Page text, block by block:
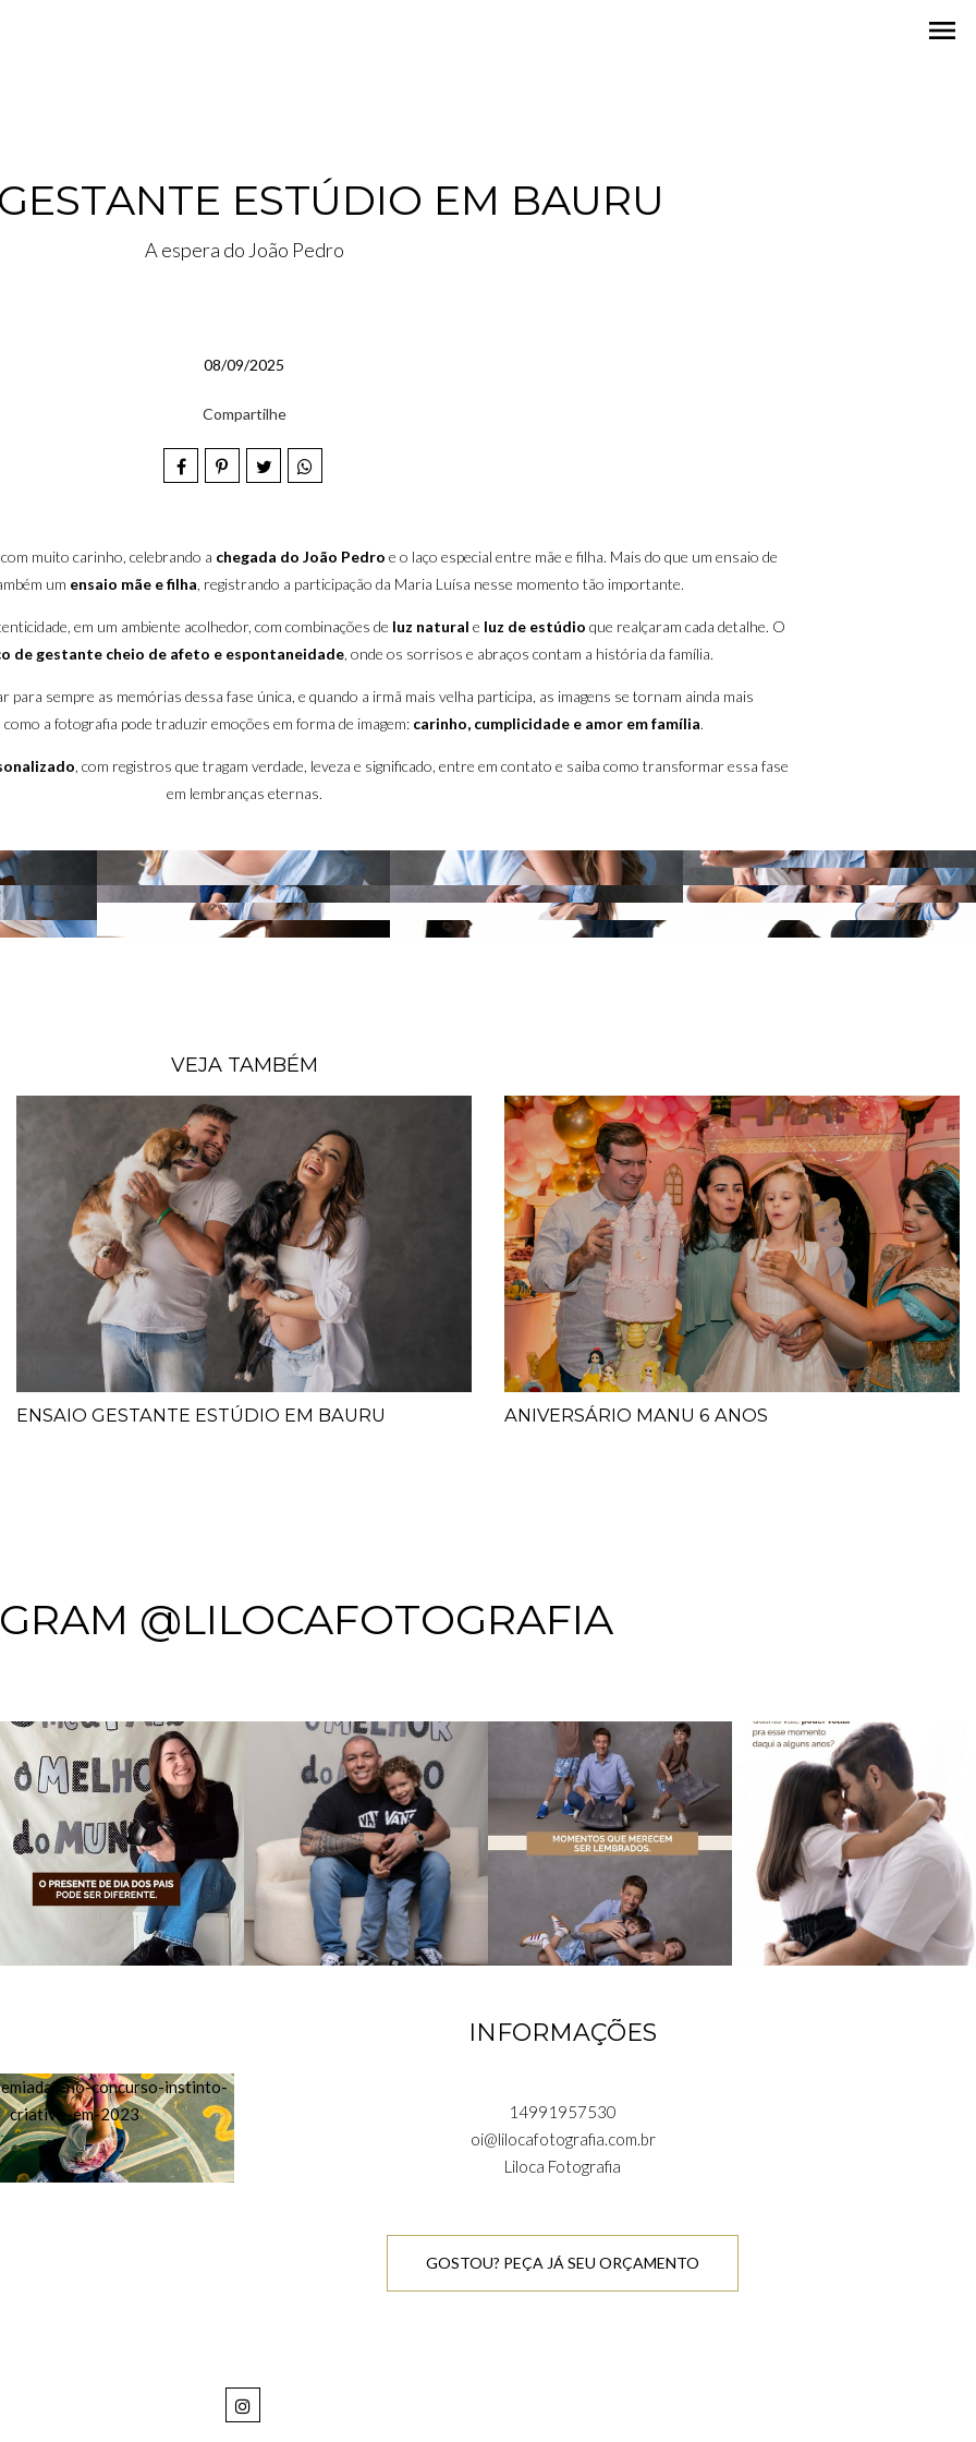
menu
ESTÚDIO EM BAURU
A espera do João Pedro
08/09/2025
Compartilhe
muito carinho, celebrando a chegada do João Pedro e o laço especial entre mãe e filha. Mais do que um ensaio de
um ensaio mãe e filha, registrando a participação da Maria Luísa nesse momento tão importante.
em um ambiente acolhedor, com combinações de luz natural e luz de estúdio que realçaram cada detalhe. O
de gestante cheio de afeto e espontaneidade, onde os sorrisos e abraços contam a história da família.
para sempre as memórias dessa fase única, e quando a irmã mais velha participa, as imagens se tornam ainda mais
a fotografia pode traduzir emoções em forma de imagem: carinho, cumplicidade e amor em família.
, com registros que tragam verdade, leveza e significado, entre em contato e saiba como transformar essa fase
em lembranças eternas.
VEJA TAMBÉM
ENSAIO GESTANTE ESTÚDIO EM BAURU ANIVERSÁRIO MANU 6 ANOS
@LILOCAFOTOGRAFIA
INFORMAÇÕES
14991957530
oi@lilocafotografia.com.br
Liloca Fotografia
GOSTOU? PEÇA JÁ SEU ORÇAMENTO